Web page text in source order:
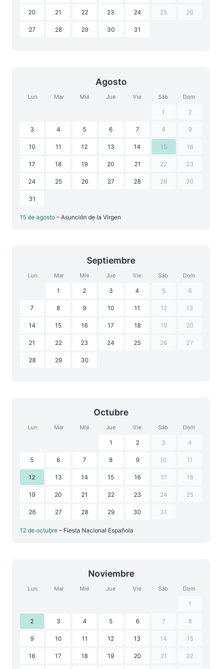
20 21 22 23 24 25 26
27 28 29 30 31
Agosto
Lun Mar Mié Jue Vie Sáb Dom
1 2
3 4 5 6 7 8 9
10 11 12 13 14 15 16
17 18 19 20 21 22 23
24 25 26 27 28 29 30
31
15 de agosto – Asunción de la Virgen
Septiembre
Lun Mar Mié Jue Vie Sáb Dom
1 2 3 4 5 6
7 8 9 10 11 12 13
14 15 16 17 18 19 20
21 22 23 24 25 26 27
28 29 30
Octubre
Lun Mar Mié Jue Vie Sáb Dom
1 2 3 4
5 6 7 8 9 10 11
12 13 14 15 16 17 18
19 20 21 22 23 24 25
26 27 28 29 30 31
12 de octubre – Fiesta Nacional Española
Noviembre
Lun Mar Mié Jue Vie Sáb Dom
1
2 3 4 5 6 7 8
9 10 11 12 13 14 15
16 17 18 19 20 21 22